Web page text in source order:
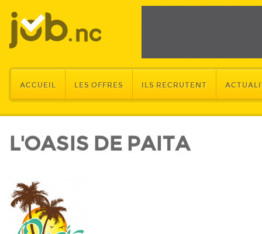
ACCUEIL LES OFFRES ILS RECRUTENT
L'OASIS DE PAITA